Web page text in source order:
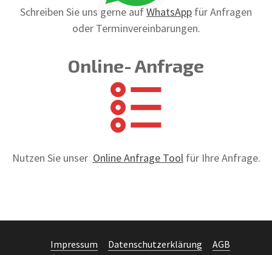
Schreiben Sie uns gerne aufWhatsApp für Anfragen
oder Terminvereinbarungen.
Online- Anfrage
Nutzen Sie unser Online Anfrage Toolfür Ihre Anfrage.
Impressum Datenschutzerklärung
AGB